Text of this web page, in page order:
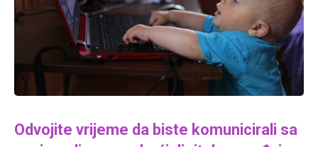
Odvojite vrijeme da biste komunicirali sa